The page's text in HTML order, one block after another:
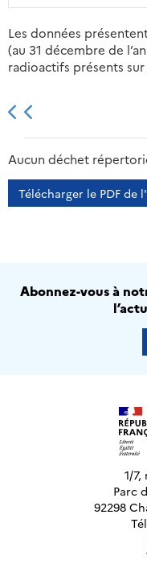
Les données
(au 31 décembre de
radioactifs présents
2013
Aucun déchet
Télécharger le PDF de
Abonnez-vous à
1/7,
Parc
92298